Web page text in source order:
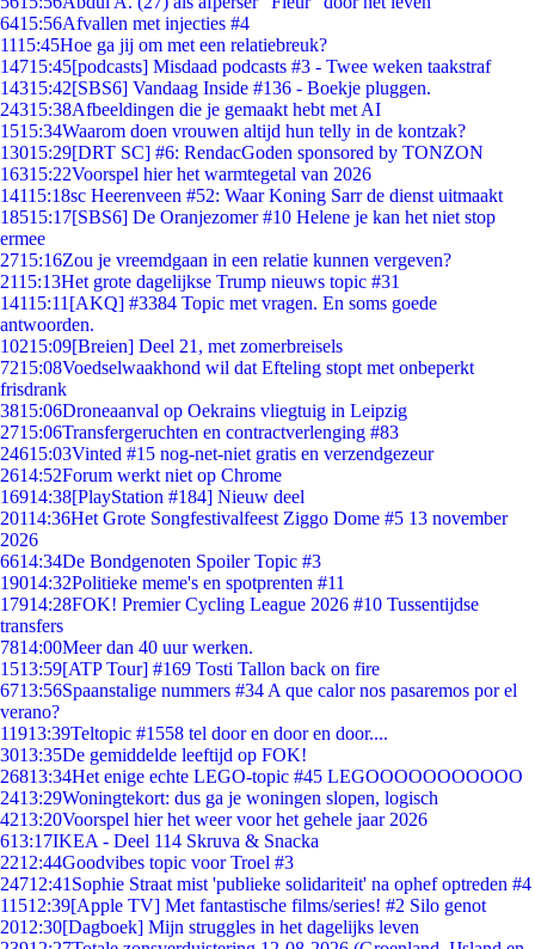
6415:56Afvallen met injecties #4
1115:45Hoe ga jij om met een relatiebreuk?
14715:45[podcasts] Misdaad podcasts #3 - Twee weken taakstraf
14315:42[SBS6] Vandaag Inside #136 - Boekje pluggen.
24315:38Afbeeldingen die je gemaakt hebt met AI
1515:34Waarom doen vrouwen altijd hun telly in de kontzak?
13015:29[DRT SC] #6: RendacGoden sponsored by TONZON
16315:22Voorspel hier het warmtegetal van 2026
14115:18sc Heerenveen #52: Waar Koning Sarr de dienst uitmaakt
18515:17[SBS6] De Oranjezomer #10 Helene je kan het niet stop
ermee
2715:16Zou je vreemdgaan in een relatie kunnen vergeven?
2115:13Het grote dagelijkse Trump nieuws topic #31
14115:11 [AKQ] #3384 Topic met vragen. En soms goede
antwoorden.
10215:09[Breien] Deel 21, met zomerbreisels
7215:08Voedselwaakhond wil dat Efteling stopt met onbeperkt
frisdrank
3815:06Droneaanval op Oekrains vliegtuig in Leipzig
2715:06Transfergeruchten en contractverlenging #83
24615:03Vinted #15 nog-net-niet gratis en verzendgezeur
2614:52Forum werkt niet op Chrome
16914:38[PlayStation #184] Nieuw deel
20114:36Het Grote Songfestivalfeest Ziggo Dome #5 13 november
2026
6614:34De Bondgenoten Spoiler Topic #3
19014:32Politieke meme's en spotprenten #11
17914:28FOK! Premier Cycling League 2026 #10 Tussentijdse
transfers
7814:00Meer dan 40 uur werken.
1513:59[ATP Tour] #169 Tosti Tallon back on fire
6713:56Spaanstalige nummers #34 A que calor nos pasaremos por el
verano?
11913:39Teltopic #1558 tel door en door en door....
3013:35De gemiddelde leeftijd op FOK!
26813:34Het enige echte LEGO-topic #45 LEGOOOOOOOOOOO
2413:29Woningtekort: dus ga je woningen slopen, logisch
4213:20Voorspel hier het weer voor het gehele jaar 2026
613:17IKEA - Deel 114 Skruva & Snacka
2212:44Goodvibes topic voor Troel #3
24712:41 Sophie Straat mist 'publieke solidariteit' na ophef optreden #4
11512:39[Apple TV] Met fantastische films/series! #2 Silo genot
2012:30[Dagboek] Mijn struggles in het dagelijks leven